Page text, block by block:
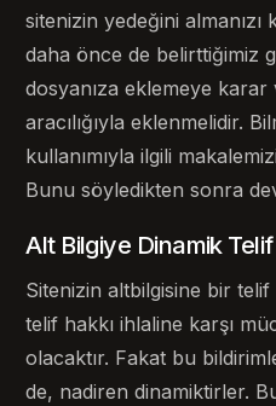
sitenizin yedeğini
daha önce de belirttiğimiz
dosyanıza eklemeye
aracılığıyla eklenmelidir.
kullanımıyla ilgili
Bunu söyledikten sonra
Alt Bilgiye Dinamik
Sitenizin altbilgisine bir
telif hakkı ihlaline karşı
olacaktır. Fakat bu
de, nadiren dinamiktirler.